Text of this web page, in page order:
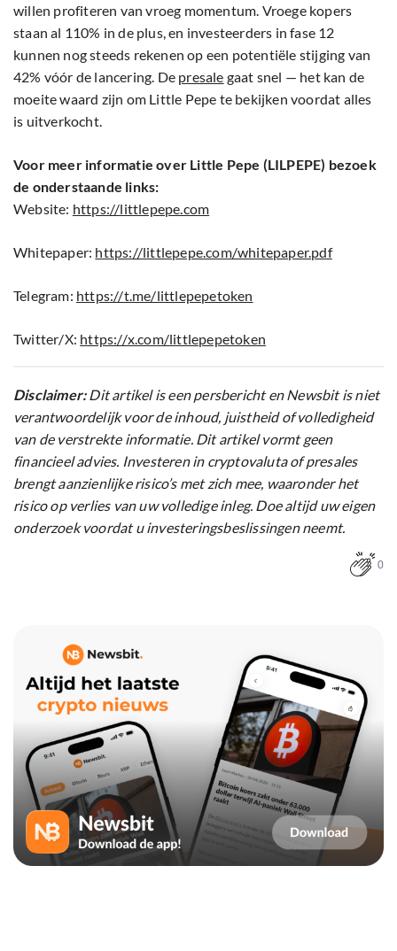
willen profiteren van vroeg momentum. Vroege kopers
staan al 110% in de plus, en investeerders in fase 12
kunnen nog steeds rekenen op een potentiële stijging van
42% vóór de lancering. De presale gaat snel — het kan de
moeite waard zijn om Little Pepe te bekijken voordat alles
is uitverkocht.
Voor meer informatie over Little Pepe (LILPEPE) bezoek
de onderstaande links:
Website: https://littlepepe.com
Whitepaper: https://littlepepe.com/whitepaper.pdf
Telegram: https://t.me/littlepepetoken
Twitter/X: https://x.com/littlepepetoken
Disclaimer:Dit artikel is een persbericht en Newsbit is niet
verantwoordelijk voor de inhoud, juistheid of volledigheid
van de verstrekte informatie. Dit artikel vormt geen
financieel advies. Investeren in cryptovaluta of presales
brengt aanzienlijke risico’s met zich mee, waaronder het
risico op verlies van uw volledige inleg. Doe altijd uw eigen
onderzoek voordat u investeringsbeslissingen neemt.
0